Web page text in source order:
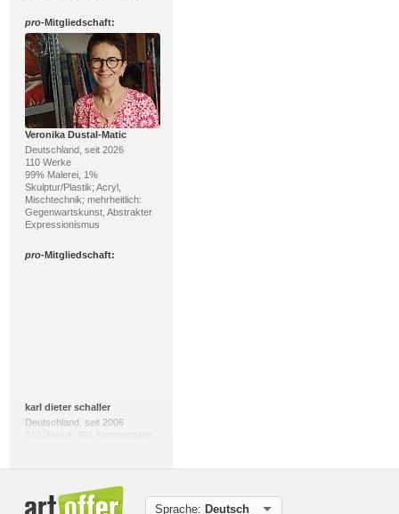
pro-Mitgliedschaft:
Veronika Dustal-Matic
Deutschland, seit 2026
110 Werke
99% Malerei, 1%
Skulptur/Plastik; Acryl,
Mischtechnik; mehrheitlich:
Gegenwartskunst, Abstrakter
Expressionismus
pro-Mitgliedschaft:
karl dieter schaller
Deutschland, seit 2006
240 Werke, 901 Kommentare
Sprache: Deutsch